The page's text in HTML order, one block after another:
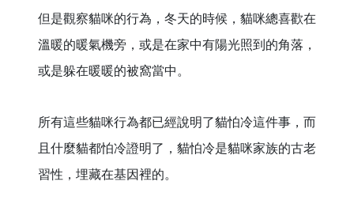
但是觀察貓咪的行為，冬天的時候，貓咪總喜歡在
溫暖的暖氣機旁，或是在家中有陽光照到的角落，
或是躲在暖暖的被窩當中。
所有這些貓咪行為都已經說明了貓怕冷這件事，而
且什麼貓都怕冷證明了，貓怕冷是貓咪家族的古老
習性，埋藏在基因裡的。